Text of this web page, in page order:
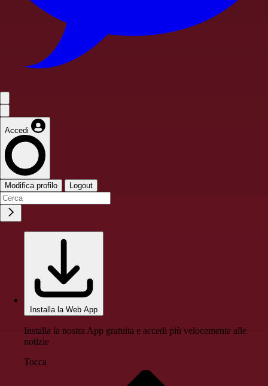
Accedi
Modifica profilo Logout
Installa la Web App
Installa la nostra App gratuita e accedi più velocemente alle
notizie
Tocca